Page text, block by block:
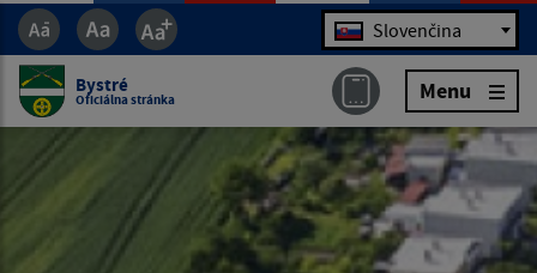
Jazyk Slovenčina
Bystré
Oficiálna stránka Menu